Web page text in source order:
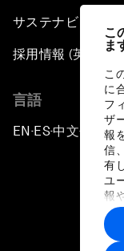
こ
ま
こ
に
フ
ザ
報
信
有
ユ
報
に
ト
す。
サステナビリティ
採用情報 (英語のみ)
言語
EN ▪ES▪中文▪ 日本語
プラ